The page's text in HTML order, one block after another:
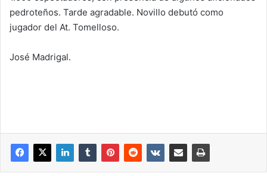
pedroteños. Tarde agradable. Novillo debutó como
jugador del At. Tomelloso.
José Madrigal.